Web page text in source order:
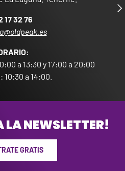
17 32 76
a 13:30 y 17:00 a 20:00
10:30 a 14:00.
LA NEWSLETTER!
GRATIS